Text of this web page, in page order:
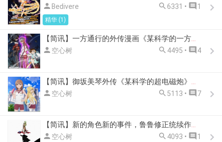
 Bedivere  6331 •  1
精华 (1)
【简讯】一方通行的外传漫画《某科学的一方通行》将在 2019 年改编成动画播出
 空心树  4495 •  4
【简讯】御坂美琴外传《某科学的超电磁炮》第三季动画制作决定
 空心树  5113 •  7
【简讯】新的角色新的事件，鲁鲁修正统续作《复活的鲁鲁修》剧场版动画 2019 年 2 月 9 日上映
 空心树  4093 •  1